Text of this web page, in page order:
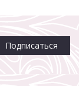
Подписаться